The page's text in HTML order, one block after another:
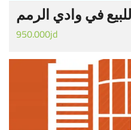
في وادي الرمم
950.000jd